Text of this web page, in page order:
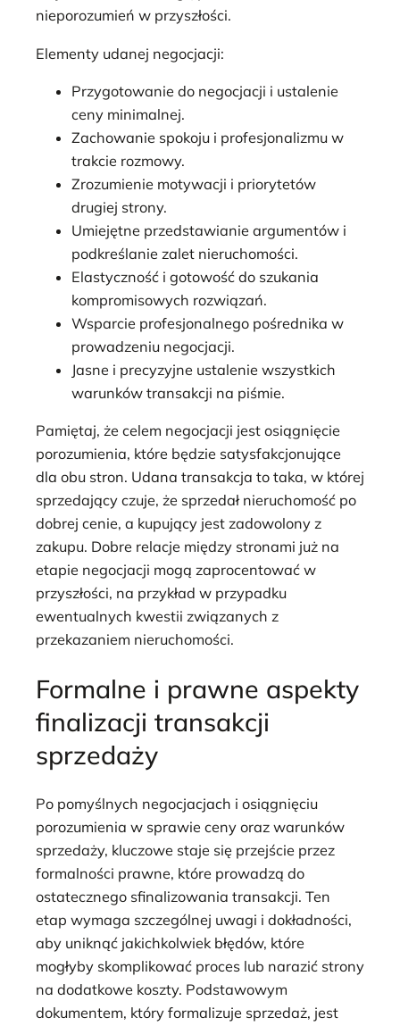
nieporozumień w przyszłości.
Elementy udanej negocjacji:
Przygotowanie do negocjacji i ustalenie
ceny minimalnej.
Zachowanie spokoju i profesjonalizmu w
trakcie rozmowy.
Zrozumienie motywacji i priorytetów
drugiej strony.
Umiejętne przedstawianie argumentów i
podkreślanie zalet nieruchomości.
Elastyczność i gotowość do szukania
kompromisowych rozwiązań.
Wsparcie profesjonalnego pośrednika w
prowadzeniu negocjacji.
Jasne i precyzyjne ustalenie wszystkich
warunków transakcji na piśmie.
Pamiętaj, że celem negocjacji jest osiągnięcie
porozumienia, które będzie satysfakcjonujące
dla obu stron. Udana transakcja to taka, w której
sprzedający czuje, że sprzedał nieruchomość po
dobrej cenie, a kupujący jest zadowolony z
zakupu. Dobre relacje między stronami już na
etapie negocjacji mogą zaprocentować w
przyszłości, na przykład w przypadku
ewentualnych kwestii związanych z
przekazaniem nieruchomości.
Formalne i prawne aspekty
finalizacji transakcji
sprzedaży
Po pomyślnych negocjacjach i osiągnięciu
porozumienia w sprawie ceny oraz warunków
sprzedaży, kluczowe staje się przejście przez
formalności prawne, które prowadzą do
ostatecznego sfinalizowania transakcji. Ten
etap wymaga szczególnej uwagi i dokładności,
aby uniknąć jakichkolwiek błędów, które
mogłyby skomplikować proces lub narazić strony
na dodatkowe koszty. Podstawowym
dokumentem, który formalizuje sprzedaż, jest